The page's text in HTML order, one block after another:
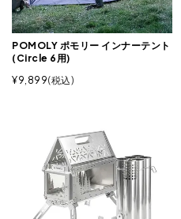
POMOLY ポモリー インナーテント
(Circle 6用)
¥9,899 税込